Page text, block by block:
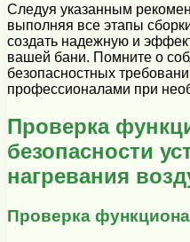
Следуя указанным
выполняя все этапы
создать надежную и
вашей бани. Помните о
безопасностных
профессионалами при
Проверка
безопасности
нагревания
Проверка